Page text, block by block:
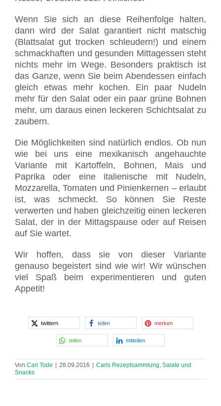
Wenn Sie sich an diese Reihenfolge halten,
dann wird der Salat garantiert nicht matschig
(Blattsalat gut trocken schleudern!) und einem
schmackhaften und gesunden Mittagessen steht
nichts mehr im Wege. Besonders praktisch ist
das Ganze, wenn Sie beim Abendessen einfach
gleich etwas mehr kochen. Ein paar Nudeln
mehr für den Salat oder ein paar grüne Bohnen
mehr, um daraus einen leckeren Schichtsalat zu
zaubern.
Die Möglichkeiten sind natürlich endlos. Ob nun
wie bei uns eine mexikanisch angehauchte
Variante mit Kartoffeln, Bohnen, Mais und
Paprika oder eine italienische mit Nudeln,
Mozzarella, Tomaten und Pinienkernen – erlaubt
ist, was schmeckt. So können Sie Reste
verwerten und haben gleichzeitig einen leckeren
Salat, der in der Mittagspause oder auf Reisen
auf Sie wartet.
Wir hoffen, dass sie von dieser Variante
genauso begeistert sind wie wir! Wir wünschen
viel Spaß beim experimentieren und guten
Appetit!
twittern teilen merken
teilen mitteilen
Von Carl Tode | 28.09.2016 | Carls Rezeptsammlung Salate und
Snacks